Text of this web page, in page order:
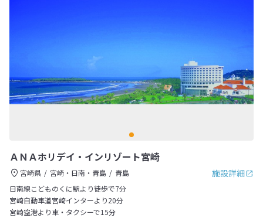
ＡＮＡホリデイ・インリゾート宮崎
施設詳細
宮崎県 宮崎・日南・青島
青島
日南線こどものくに駅より徒歩で7分
宮崎自動車道宮崎インターより20分
宮崎空港より車・タクシーで15分